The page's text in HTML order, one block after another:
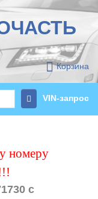
Корзина
VIN-запрос
номеру
с